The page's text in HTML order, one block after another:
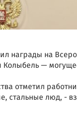
награды на
—
отметил
стальные люд, -